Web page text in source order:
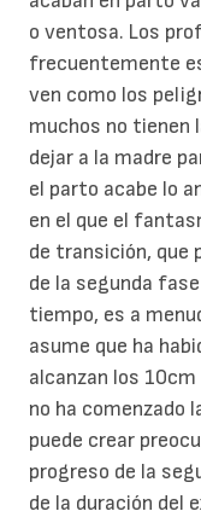
o ventosa. Los
frecuentemente
ven como los
muchos no tienen
dejar a la madre
el parto acabe lo
en el que el
de transición, que
de la segunda
tiempo, es a
asume que ha
alcanzan los
no ha comenzado
puede crear
progreso de la
de la duración del